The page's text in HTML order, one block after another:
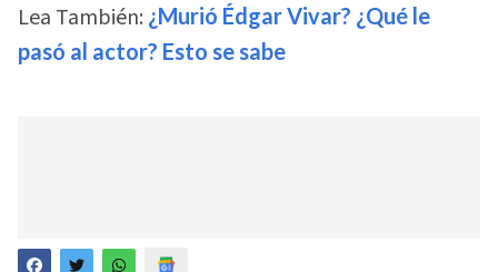
Lea También: ¿Murió Édgar Vivar? ¿Qué le
pasó al actor? Esto se sabe